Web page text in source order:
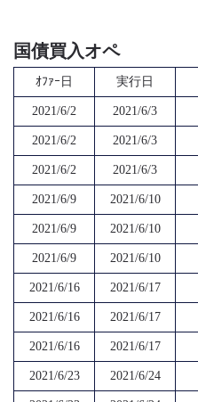
国債買入オペ
ｵﾌｧｰ日 実行日
2021/6/2 2021/6/3
2021/6/2 2021/6/3
2021/6/2 2021/6/3
2021/6/9 2021/6/10
2021/6/9 2021/6/10
2021/6/9 2021/6/10
2021/6/16 2021/6/17
2021/6/16 2021/6/17
2021/6/16 2021/6/17
2021/6/23 2021/6/24